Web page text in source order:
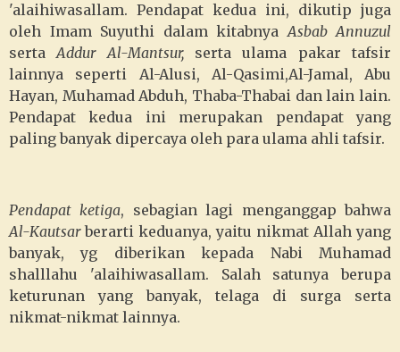
'alaihiwasallam. Pendapat kedua ini, dikutip juga
oleh Imam Suyuthi dalam kitabnyaAsbab Annuzul
sertaAddur Al-Mantsur,serta ulama pakar tafsir
lainnya seperti Al-Alusi, Al-Qasimi,Al-Jamal, Abu
Hayan, Muhamad Abduh, Thaba-Thabai dan lain lain.
Pendapat kedua ini merupakan pendapat yang
paling banyak dipercaya oleh para ulama ahli tafsir.
Pendapat ketiga, sebagian lagi menganggap bahwa
Al-Kautsarberarti keduanya, yaitu nikmat Allah yang
banyak, yg diberikan kepada Nabi Muhamad
shalllahu 'alaihiwasallam. Salah satunya berupa
keturunan yang banyak, telaga di surga serta
nikmat-nikmat lainnya.